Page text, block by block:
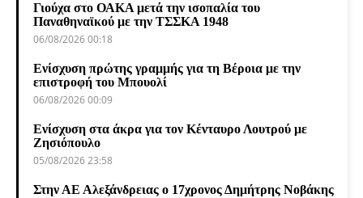
Γιούχα στο ΟΑΚΑ μετά την ισοπαλία του
Παναθηναϊκού με την ΤΣΣΚΑ 1948
06/08/2026 00:18
Ενίσχυση πρώτης γραμμής για τη Βέροια με την
επιστροφή του Μπουολί
06/08/2026 00:09
Ενίσχυση στα άκρα για τον Κένταυρο Λουτρού με
Ζησιόπουλο
05/08/2026 23:58
Στην ΑΕ Αλεξάνδρειας ο 17χρονος Δημήτρης Νοβάκης